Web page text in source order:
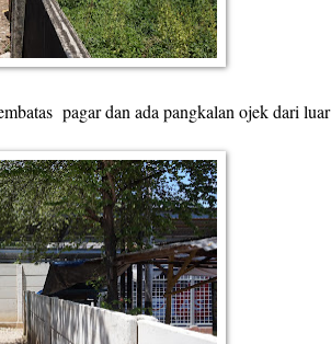
pagar dan ada pangkalan ojek dari luar